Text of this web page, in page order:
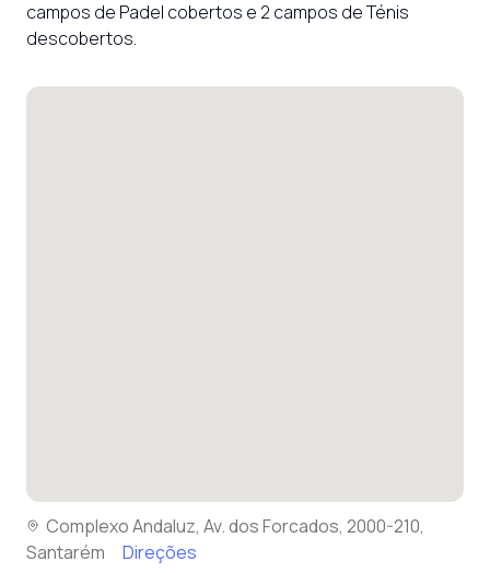
campos de Padel cobertos e 2 campos de Ténis
descobertos.
Complexo Andaluz, Av. dos Forcados, 2000-210,
Santarém
Direções